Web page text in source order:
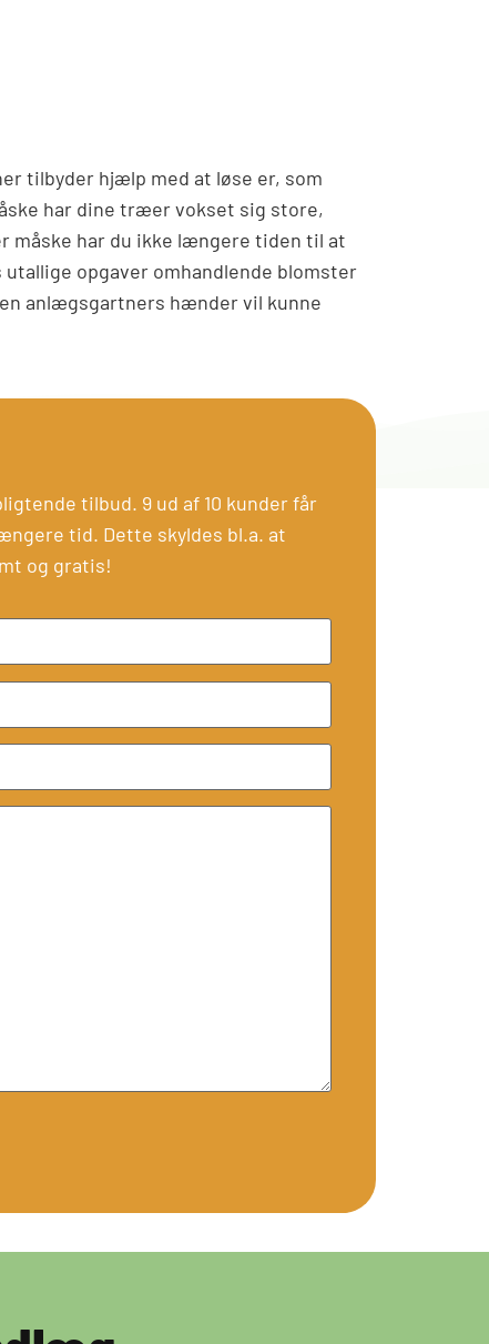
tilbyder hjælp med at løse er, som
har dine træer vokset sig store,
måske har du ikke længere tiden til at
opgaver omhandlende blomster
anlægsgartners hænder vil kunne
tilbud. 9 ud af 10 kunder får
tid. Dette skyldes bl.a. at
og gratis!